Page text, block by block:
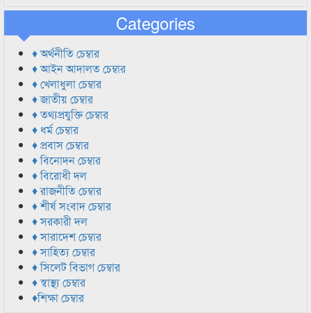
Categories
♦ অর্থনীতি চেম্বার
♦ আইন আদালত চেম্বার
♦ খেলাধুলা চেম্বার
♦ জাতীয় চেম্বার
♦ তথ্যপ্রযুক্তি চেম্বার
♦ ধর্ম চেম্বার
♦ প্রবাস চেম্বার
♦ বিনোদন চেম্বার
♦ বিরোধী দল
♦ রাজনীতি চেম্বার
♦ শীর্ষ সংবাদ চেম্বার
♦ সরকারী দল
♦ সারাদেশ চেম্বার
♦ সাহিত্য চেম্বার
♦ সিলেট বিভাগ চেম্বার
♦ স্বাস্থ্য চেম্বার
♦শিক্ষা চেম্বার